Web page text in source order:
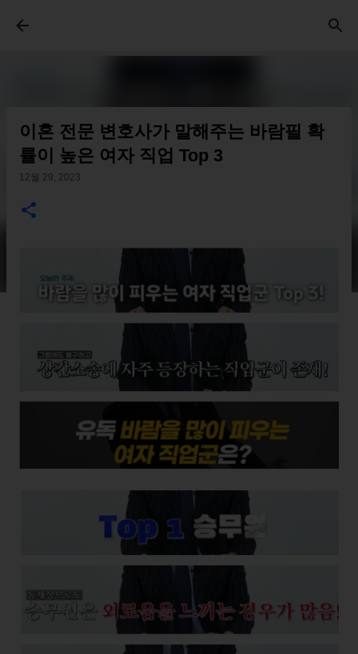
이혼 전문 변호사가 말해주는 바람필 확
률이 높은 여자 직업 Top 3
12월 29, 2023